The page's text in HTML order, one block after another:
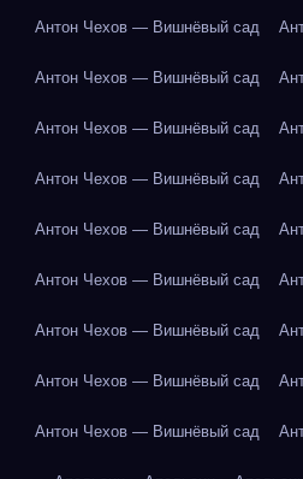
Антон Чехов — Вишнёвый сад
Антон Чехов — Вишнёвый сад
Антон Чехов — Вишнёвый сад
Антон Чехов — Вишнёвый сад
Антон Чехов — Вишнёвый сад
Антон Чехов — Вишнёвый сад
Антон Чехов — Вишнёвый сад
Антон Чехов — Вишнёвый сад
Антон Чехов — Вишнёвый сад